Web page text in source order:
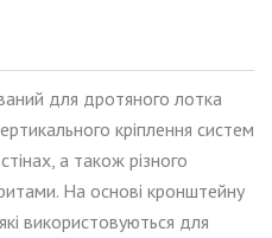
для дротяного лотка
кріплення систем
інах , а також різного
На основі кронштейну
використовуються для